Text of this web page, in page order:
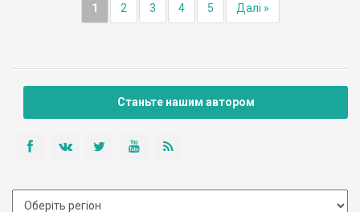
1 2 3 4 5 Далі »
Станьте нашим автором